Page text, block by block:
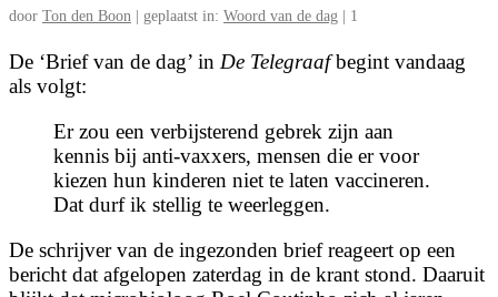
door Ton den Boon geplaatst in: Woord van de dag 1
De ‘Brief van de dag’ in De Telegraafbegint vandaag
als volgt:
Er zou een verbijsterend gebrek zijn aan
kennis bij anti-vaxxers, mensen die er voor
kiezen hun kinderen niet te laten vaccineren.
Dat durf ik stellig te weerleggen.
De schrijver van de ingezonden brief reageert op een
bericht dat afgelopen zaterdag in de krant stond. Daaruit